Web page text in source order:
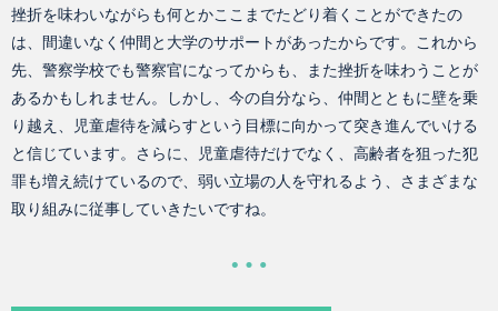
挫折を味わいながらも何とかここまでたどり着くことができたの
は、間違いなく仲間と大学のサポートがあったからです。これから
先、警察学校でも警察官になってからも、また挫折を味わうことが
あるかもしれません。しかし、今の自分なら、仲間とともに壁を乗
り越え、児童虐待を減らすという目標に向かって突き進んでいける
と信じています。さらに、児童虐待だけでなく、高齢者を狙った犯
罪も増え続けているので、弱い立場の人を守れるよう、さまざまな
取り組みに従事していきたいですね。